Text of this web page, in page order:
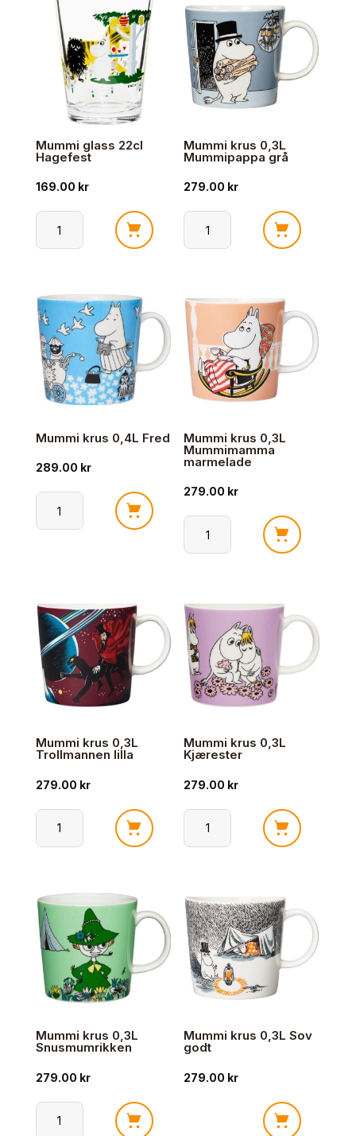
Fiske
antall
28cl
antall
Mummi glass 22cl
Hagefest
169.00 kr
Mummi
Hagefest
antall
Mummi krus 0,3L
Mummipappa grå
279.00 kr
Mummi
Mummipappa
grå
antall
Mummi krus 0,4L Fred
289.00 kr
Mummi
antall
Mummi krus 0,3L
Mummimamma
marmelade
279.00 kr
Mummi
Mummimamma
marmelade
antall
Mummi krus 0,3L
Trollmannen lilla
279.00 kr
Mummi
Trollmannen
lilla
antall
Mummi krus 0,3L
Kjærester
279.00 kr
Mummi
Kjærester
antall
Mummi krus 0,3L
Snusmumrikken
279.00 kr
Mummi
Mummi krus 0,3L Sov
godt
279.00 kr